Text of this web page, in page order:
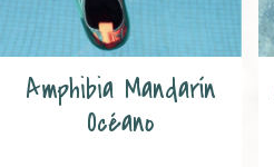
Amphibia Mandarín
Océano